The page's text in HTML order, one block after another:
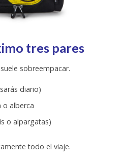
tres pares
sobreempacar.
diario)
o alberca
o alpargatas)
todo el viaje.